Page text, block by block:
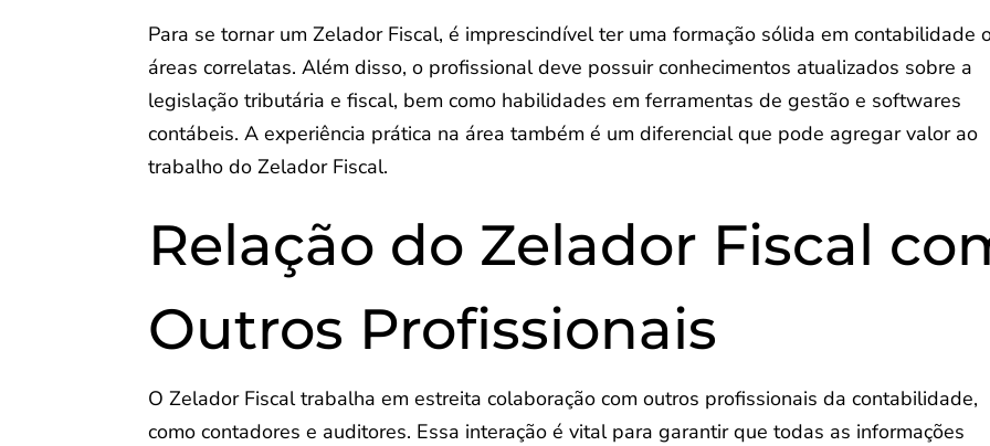
Para se tornar um Zelador Fiscal, é imprescindível ter uma formação sólida em contabilidade
áreas correlatas. Além disso, o profissional deve possuir conhecimentos atualizados sobre a
legislação tributária e fiscal, bem como habilidades em ferramentas de gestão e softwares
contábeis. A experiência prática na área também é um diferencial que pode agregar valor ao
trabalho do Zelador Fiscal.
Relação do Zelador Fiscal
Outros Profissionais
O Zelador Fiscal trabalha em estreita colaboração com outros profissionais da contabilidade,
como contadores e auditores. Essa interação é vital para garantir que todas as informações